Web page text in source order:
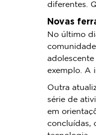
diferentes.
Novas
No último
exemplo. A
Outra
série de
em
concluídas,